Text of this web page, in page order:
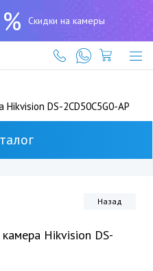
Скидки на камеры
(727)
317-
61-
61
DS-2CD50C5G0-AP
Назад
Hikvision DS-